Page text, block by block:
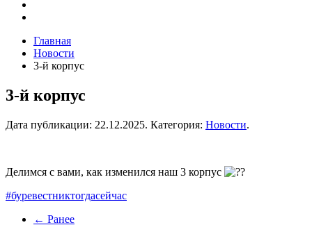
Главная
Новости
3-й корпус
3-й корпус
Дата публикации: 22.12.2025. Категория: Новости.
Делимся с вами, как изменился наш 3 корпус
#буревестниктогдасейчас
← Ранее